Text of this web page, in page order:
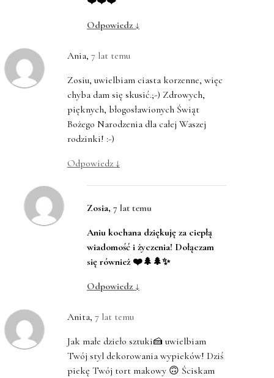
Odpowiedz ↓
Ania, 7 lat temu
Zosiu, uwielbiam ciasta korzenne, więc
chyba dam się skusić.;-) Zdrowych,
pięknych, błogosławionych Świąt
Bożego Narodzenia dla całej Waszej
rodzinki! :-)
Odpowiedz ↓
Zosia, 7 lat temu
Aniu kochana dziękuję za ciepłą
wiadomość i życzenia! Dołączam
się również ❤️🌲🌲✨
Odpowiedz ↓
Anita, 7 lat temu
Jak małe dzieło sztuki🍰 uwielbiam
Twój styl dekorowania wypieków! Dziś
piekę Twój tort makowy 🙃 Ściskam